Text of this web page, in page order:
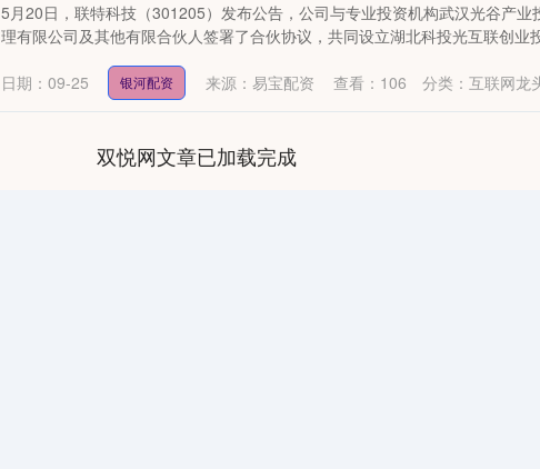
5月20日，联特科技（301205）发布公告，公司与专业投资机构武汉光谷产业
理有限公司及其他有限合伙人签署了合伙协议，共同设立湖北科投光互联创业
日期：09-25 银河配资 来源：易宝配资 查看： 106 分类： 互联网龙
双悦网文章已加载完成